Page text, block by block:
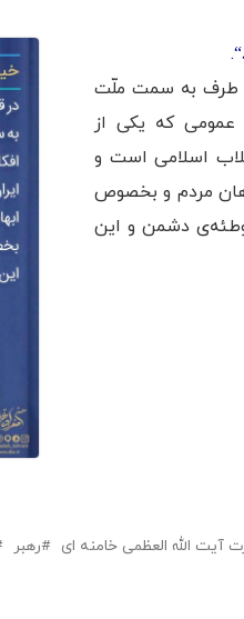
“.
طرف به سمت ملّت
عمومی که یکی از
اسلامی است و
مردم و بخصوص
دشمن و این
آیت الله العظمی خامنه ای رهبر